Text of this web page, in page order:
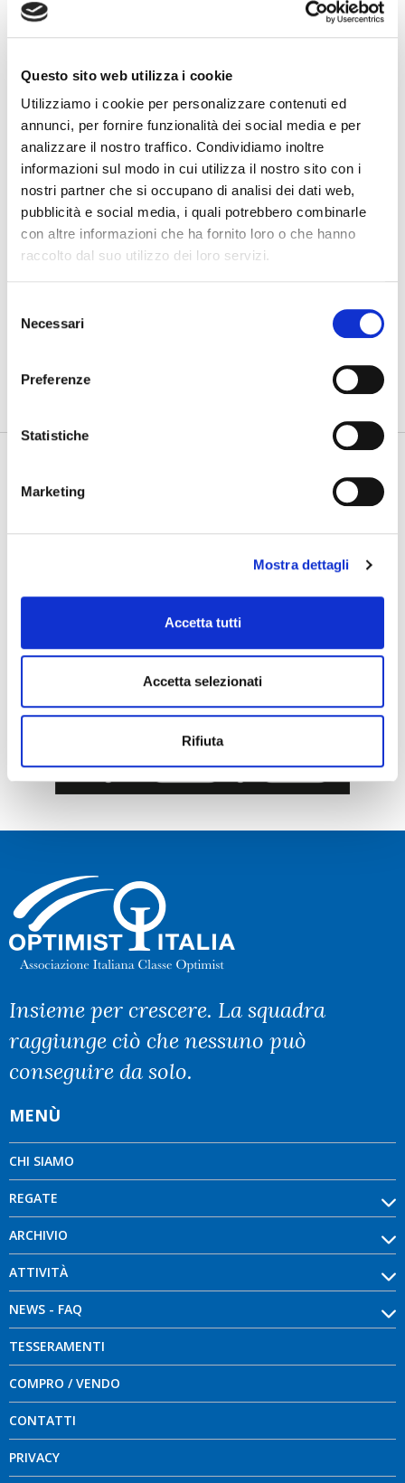
Questo sito web utilizza i cookie
Utilizziamo i cookie per personalizzare contenuti ed
annunci, per fornire funzionalità dei social media e per
analizzare il nostro traffico. Condividiamo inoltre
informazioni sul modo in cui utilizza il nostro sito con i
nostri partner che si occupano di analisi dei dati web,
pubblicità e social media, i quali potrebbero combinarle
con altre informazioni che ha fornito loro o che hanno
raccolto dal suo utilizzo dei loro servizi.
delNecessari
Preferenze
Statistiche
Marketing
Mostra dettagli
Accetta tutti
Accetta selezionati
Rifiuta
BLOG OPTI GAN
07/08/2026
Cosa bisogna ritrovare
03/08/2026
Nuovo GAN
31/07/2026
Insieme per crescere. La squadra
raggiunge ciò che nessuno può
conseguire da solo.
MENÙ
CHI SIAMO
REGATE
ARCHIVIO
ATTIVITÀ
NEWS - FAQ
TESSERAMENTI
COMPRO / VENDO
CONTATTI
PRIVACY